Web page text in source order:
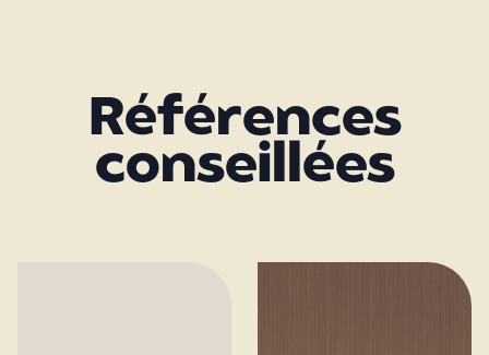
Références
conseillées